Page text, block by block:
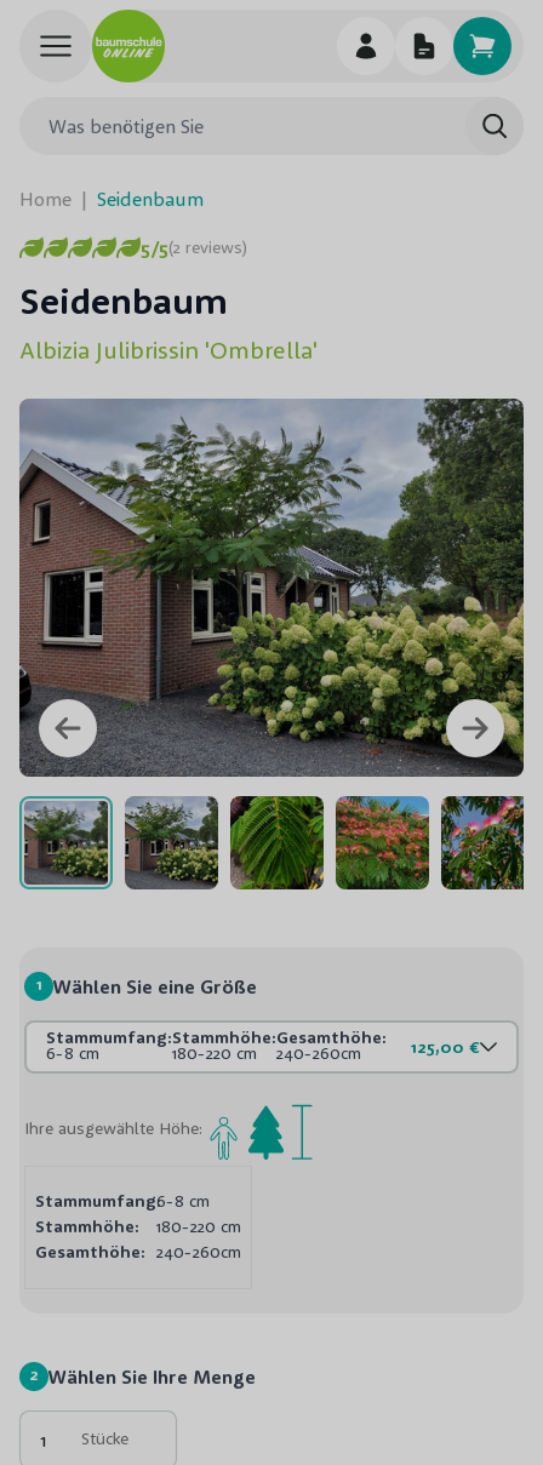
Skip to Content
Home | Seidenbaum
5/5(2 reviews)
Seidenbaum
Albizia Julibrissin 'Ombrella'
1 Wählen Sie eine Größe
Stammumfang:
6-8 cm
Stammhöhe:
180-220 cm
Gesamthöhe:
240-260cm 125,00 €
Ihre ausgewählte Höhe:
Stammumfang:6-8 cm
Stammhöhe:
180-220 cm
Gesamthöhe: 240-260cm
2 Wählen Sie Ihre Menge
Stücke